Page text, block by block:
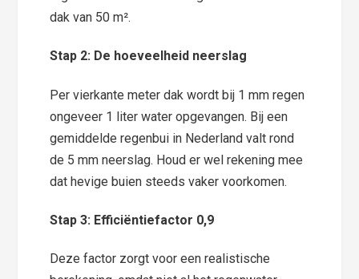
dak van 50 m².
Stap 2: De hoeveelheid neerslag
Per vierkante meter dak wordt bij 1 mm regen
ongeveer 1 liter water opgevangen. Bij een
gemiddelde regenbui in Nederland valt rond
de 5 mm neerslag. Houd er wel rekening mee
dat hevige buien steeds vaker voorkomen.
Stap 3: Efficiëntiefactor 0,9
Deze factor zorgt voor een realistische